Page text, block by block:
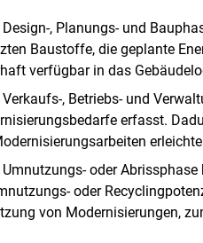
Design-, Planungs- und
Baustoffe, die geplante
verfügbar in das
Verkaufs-, Betriebs- und
erfasst.
Umnutzungs- oder
oder
von Modernisierungen,